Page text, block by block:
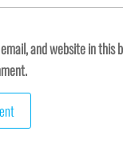
and website in this